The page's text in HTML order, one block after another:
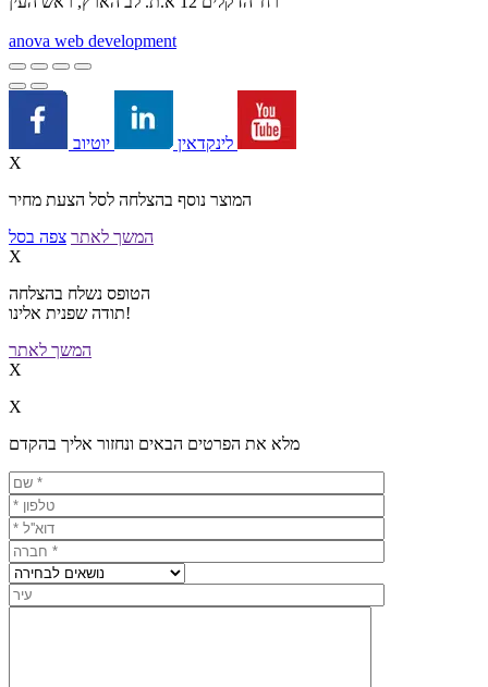
anova web development
לינקדאין
X
המוצר נוסף בהצלחה לסל הצעת מחיר
המשך לאתר צפה בסל
X
הטופס נשלח בהצלחה
תודה שפנית אלינו!
המשך לאתר
X
X
מלא את הפרטים הבאים ונחזור אליך בהקדם